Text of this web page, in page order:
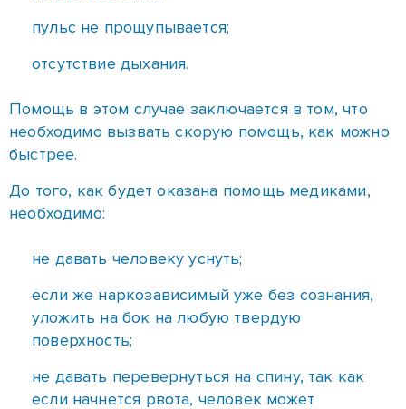
быстрее.
До того, как будет оказана помощь медиками,
не давать человеку уснуть;
если же наркозависимый уже без сознания,
уложить на бок на любую твердую
поверхность;
если начнется рвота, человек может
захлебнуться;
следить за пульсом и дыханием, заметив их
отсутствие, приступать к реанимационным
мероприятиям.